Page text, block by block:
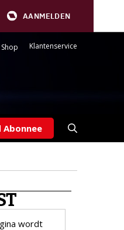
AANMELDEN
Shop Klantenservice
Abonnee
wordt